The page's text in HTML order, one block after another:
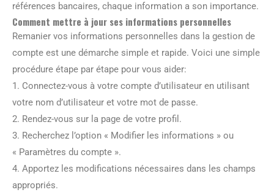
références bancaires, chaque information a son importance.
Comment mettre à jour ses informations personnelles
Remanier vos informations personnelles dans la gestion de
compte est une démarche simple et rapide. Voici une simple
procédure étape par étape pour vous aider:
1. Connectez-vous à votre compte d’utilisateur en utilisant
votre nom d’utilisateur et votre mot de passe.
2. Rendez-vous sur la page de votre profil.
3. Recherchez l’option « Modifier les informations » ou
« Paramètres du compte ».
4. Apportez les modifications nécessaires dans les champs
appropriés.